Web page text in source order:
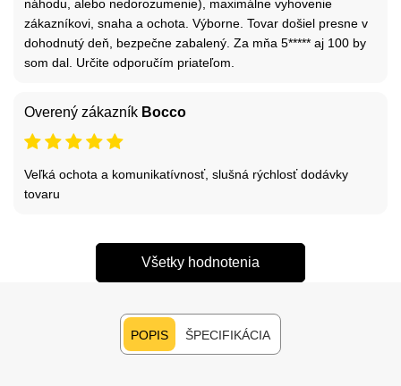
náhodu, alebo nedorozumenie), maximálne vyhovenie
zákazníkovi, snaha a ochota. Výborne. Tovar došiel presne v
dohodnutý deň, bezpečne zabalený. Za mňa 5***** aj 100 by
som dal. Určite odporučím priateľom.
Overený zákazník Bocco
Veľká ochota a komunikatívnosť, slušná rýchlosť dodávky
tovaru
Všetky hodnotenia
POPIS ŠPECIFIKÁCIA